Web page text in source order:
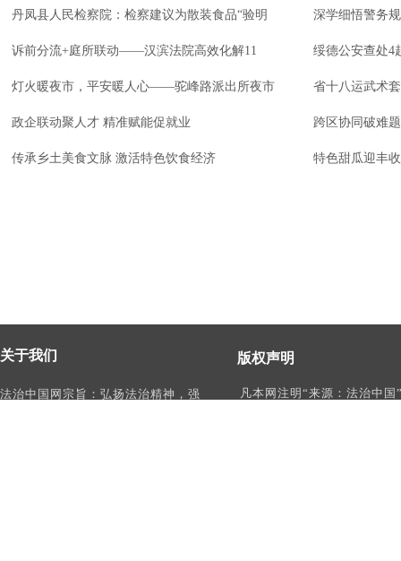
丹凤县人民检察院：检察建议为散装食品“验明 深学细悟警务
诉前分流+庭所联动——汉滨法院高效化解11 绥德公安查处4
灯火暖夜市，平安暖人心——驼峰路派出所夜市 省十八运武术
政企联动聚人才 精准赋能促就业 跨区协同破难
传承乡土美食文脉 激活特色饮食经济 特色甜瓜迎丰
版权声明
凡本网注明“来源：法治中国
关于我们
法治中国网宗旨：弘扬法治精神，强